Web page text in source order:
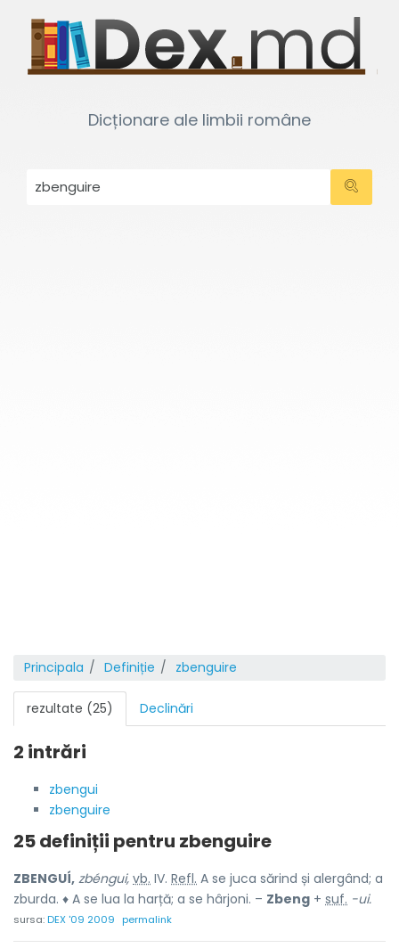
Dicționare ale limbii române
Principala Definiție zbenguire
rezultate (25) Declinări
2 intrări
zbengui
zbenguire
25 definiții pentru zbenguire
ZBENGUÍ, zbéngui, vb. IV. Refl. A se juca sărind și alergând; a
zburda. ♦ A se lua la harță; a se hârjoni. – Zbeng + suf. -ui.
sursa:DEX '09 2009 permalink